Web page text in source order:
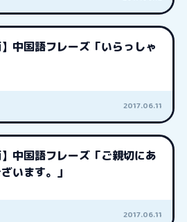
】中国語フレーズ「いらっしゃ
2017.06.11
】中国語フレーズ「ご親切にあ
います。」
2017.06.11